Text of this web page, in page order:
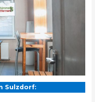
Sulzdorf: